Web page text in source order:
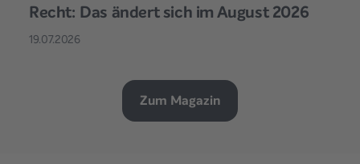
Recht: Das ändert sich im August 2026
19.07.2026
Zum Magazin